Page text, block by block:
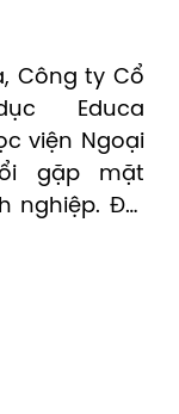
Công ty Cổ
Educa
viện Ngoại
gặp mặt
nghiệp. Đại
nhiệm sinh
các bạn
đoàn.